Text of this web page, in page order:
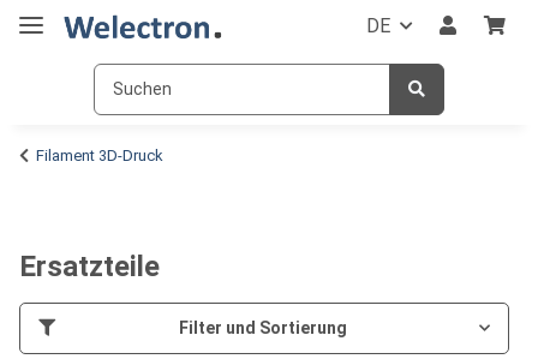
DE
Filament 3D-Druck
Ersatzteile
Filter und Sortierung